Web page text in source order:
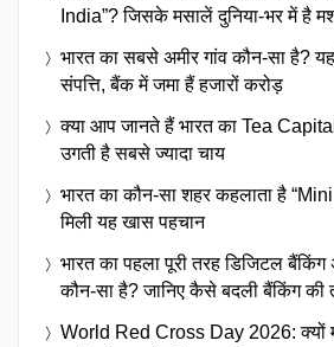
India”? जिसके मसालें दुनिया-भर में है
भारत का सबसे अमीर गांव कौन-सा है?
संपत्ति, बैंक में जमा हैं हजारों करोड़
क्या आप जानते हैं भारत का Tea
उगती है सबसे ज्यादा चाय
भारत का कौन-सा शहर कहलाता है
मिली यह खास पहचान
भारत का पहला पूरी तरह डिजिटल बैंकिंग
कौन-सा है? जानिए कैसे बदली बैंकिंग की
World Red Cross Day 2026: क्यों